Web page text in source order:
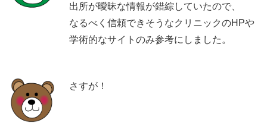
出所が曖昧な情報が錯綜していたので、
なるべく信頼できそうなクリニックのHPや
学術的なサイトのみ参考にしました。
さすが！